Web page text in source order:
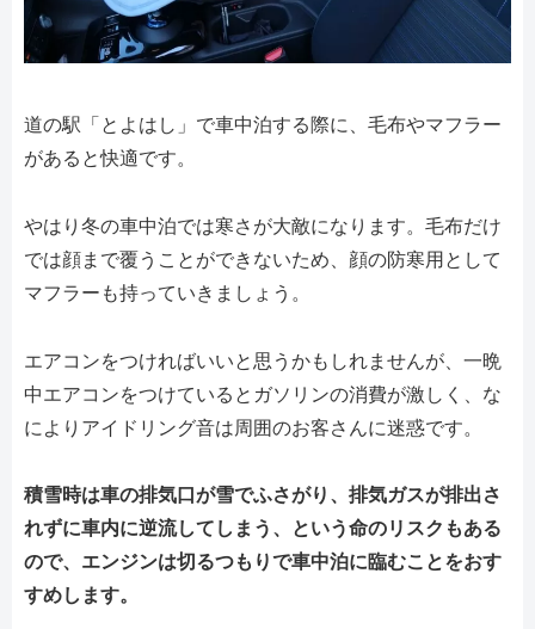
道の駅「とよはし」で車中泊する際に、毛布やマフラー
があると快適です。
やはり冬の車中泊では寒さが大敵になります。毛布だけ
では顔まで覆うことができないため、顔の防寒用として
マフラーも持っていきましょう。
エアコンをつければいいと思うかもしれませんが、一晩
中エアコンをつけているとガソリンの消費が激しく、な
によりアイドリング音は周囲のお客さんに迷惑です。
積雪時は車の排気口が雪でふさがり、排気ガスが排出さ
れずに車内に逆流してしまう、という命のリスクもある
ので、エンジンは切るつもりで車中泊に臨むことをおす
すめします。